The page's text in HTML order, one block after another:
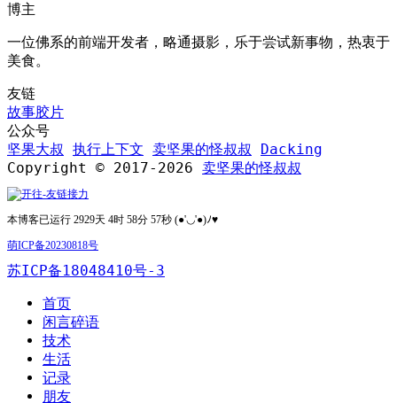
博主
一位佛系的前端开发者，略通摄影，乐于尝试新事物，热衷于
美食。
友链
故事胶片
公众号
坚果大叔 执行上下文 卖坚果的怪叔叔
Dacking
Copyright © 2017-2026 卖坚果的怪叔叔
本博客已运行 2929天 4时 58分 58秒 (●'◡'●)ﾉ♥
萌ICP备20230818号
苏ICP备18048410号-3
首页
闲言碎语
技术
生活
记录
朋友